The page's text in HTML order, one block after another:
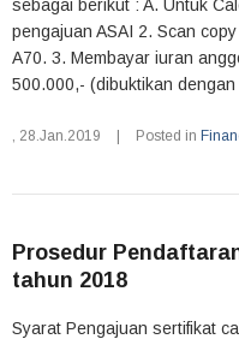
sebagai berikut : A. Untuk
pengajuan ASAI 2. Scan
A70. 3. Membayar iuran
500.000,- (dibuktikan
, 28.Jan.2019 Posted in
Prosedur
tahun 2018
Syarat Pengajuan sertifikat